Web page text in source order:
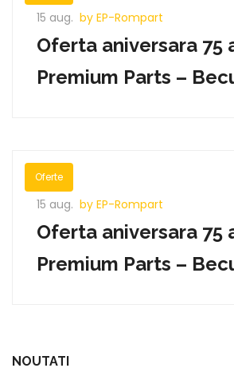
15 aug. by EP-Rompart
Oferta aniversara 75
Premium Parts –
Oferte
15 aug. by EP-Rompart
Oferta aniversara 75
Premium Parts –
NOUTATI